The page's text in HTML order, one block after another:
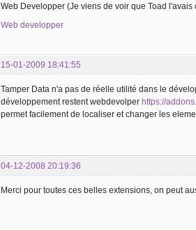
Web Developper (Je viens de voir que Toad
Web developper
15-01-2009 18:41:55
Tamper Data n'a pas de réelle utilité dans le
développement restent webdevolper https://
permet facilement de localiser et changer les
04-12-2008 20:19:36
Merci pour toutes ces belles extensions, on peut